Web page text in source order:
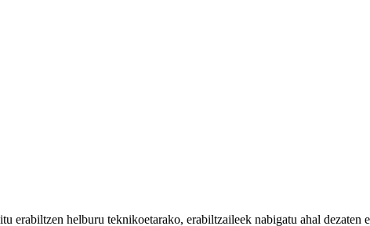
erabiltzen helburu teknikoetarako, erabiltzaileek nabigatu ahal dezaten